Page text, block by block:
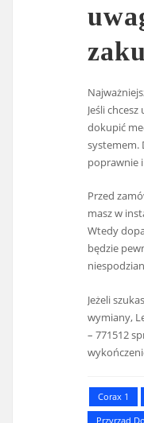
Jeśli chcesz
dokupić
systemem.
poprawnie
Przed
masz w
Wtedy
będzie
Jeżeli
wymiany,
– 771512
Corax 1
Przyrząd